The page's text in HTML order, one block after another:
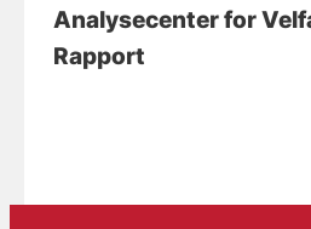
Analysecenter for
Rapport